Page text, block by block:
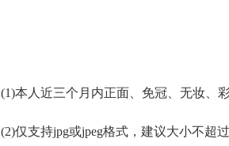
(1)本人近三个月内正面、免冠、无妆、
(2)仅支持jpg或jpeg格式，建议大小不超